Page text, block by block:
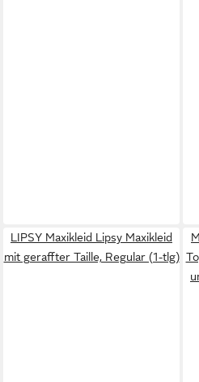
LIPSY Maxikleid Lipsy Maxikleid
mit geraffter Taille, Regular (1-tlg)